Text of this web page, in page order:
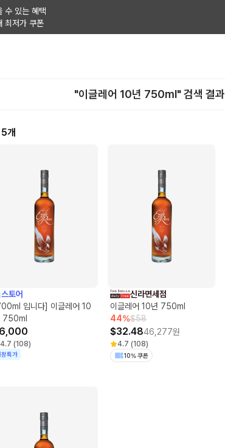
수 있는 혜택
최저가 쿠폰
"이글레어 10년 750ml" 검색 결과
5개
스토어
입니다] 이글레어 10
750ml
4.7 (108)
장특가
신라면세점
이글레어 10년 750ml
44%$58
$32.4846,277원
4.7 (108)
10% 쿠폰